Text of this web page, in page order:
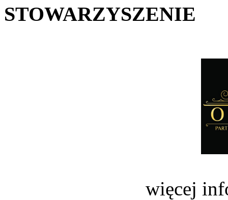
STOWARZYSZENIE
więcej